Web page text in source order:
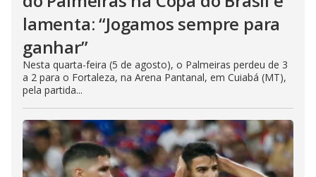
lamenta: “Jogamos sempre para
ganhar”
Nesta quarta-feira (5 de agosto), o Palmeiras perdeu de 3
a 2 para o Fortaleza, na Arena Pantanal, em Cuiabá (MT),
pela partida...